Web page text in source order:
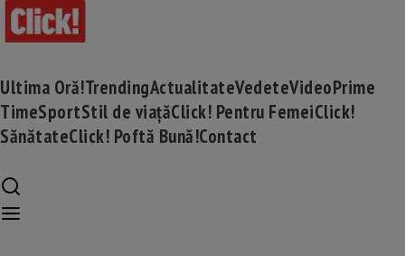
Ultima Oră!TrendingActualitateVedeteVideoPrime
TimeSportStil de viațăClick! Pentru FemeiClick!
SănătateClick! Poftă Bună!Contact